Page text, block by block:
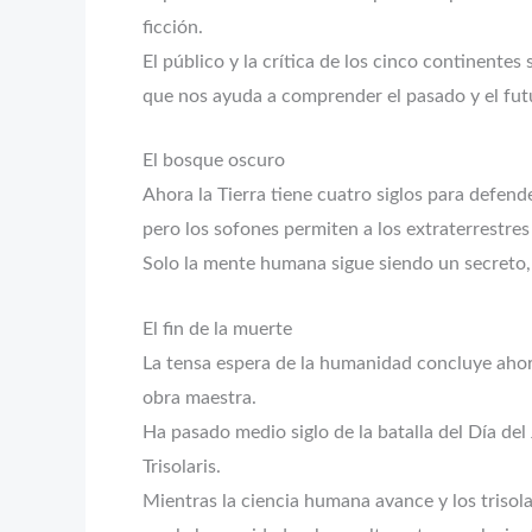
ficción.
El público y la crítica de los cinco continentes
que nos ayuda a comprender el pasado y el
El bosque oscuro
Ahora la Tierra tiene cuatro siglos para
pero los sofones permiten a los
Solo la mente humana sigue siendo un
El fin de la muerte
La tensa espera de la humanidad concluye
obra maestra.
Ha pasado medio siglo de la batalla del Día
Trisolaris.
Mientras la ciencia humana avance y los